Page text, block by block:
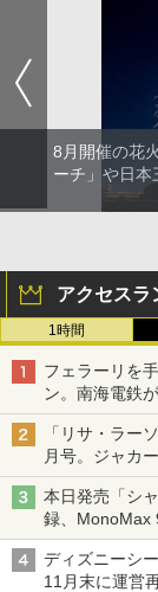
8月開催の花
ーチ」や日本
アクセスラ
1時間
フェラーリを
ン。南海電鉄
「リサ・ラー
月号。ジャカ
本日発売「シ
録、MonoMax
ディズニーシ
11月末に運営